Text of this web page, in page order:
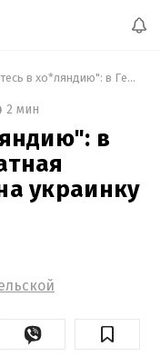
"Убирайтесь в хо*ляндию": в Германии неадекватная россиянка напала на украинку и ее сына
2 мин
в
украинку